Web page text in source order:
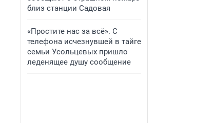
близ станции Садовая
«Простите нас за всё». С
телефона исчезнувшей в тайге
семьи Усольцевых пришло
леденящее душу сообщение